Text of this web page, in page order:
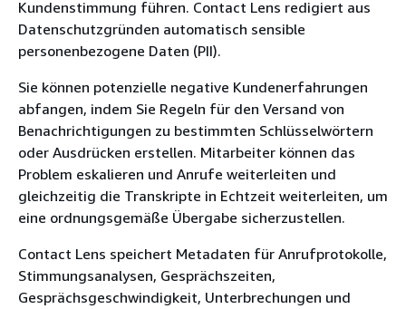
Kundenstimmung führen. Contact Lens redigiert aus
Datenschutzgründen automatisch sensible
personenbezogene Daten (PII).
Sie können potenzielle negative Kundenerfahrungen
abfangen, indem Sie Regeln für den Versand von
Benachrichtigungen zu bestimmten Schlüsselwörtern
oder Ausdrücken erstellen. Mitarbeiter können das
Problem eskalieren und Anrufe weiterleiten und
gleichzeitig die Transkripte in Echtzeit weiterleiten, um
eine ordnungsgemäße Übergabe sicherzustellen.
Contact Lens speichert Metadaten für Anrufprotokolle,
Stimmungsanalysen, Gesprächszeiten,
Gesprächsgeschwindigkeit, Unterbrechungen und